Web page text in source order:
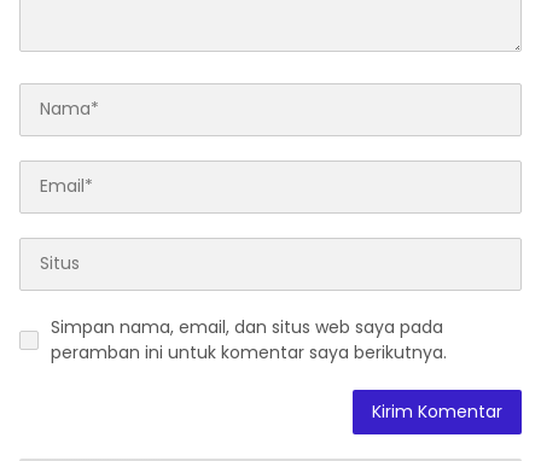
Simpan nama, email, dan situs web saya pada
peramban ini untuk komentar saya berikutnya.